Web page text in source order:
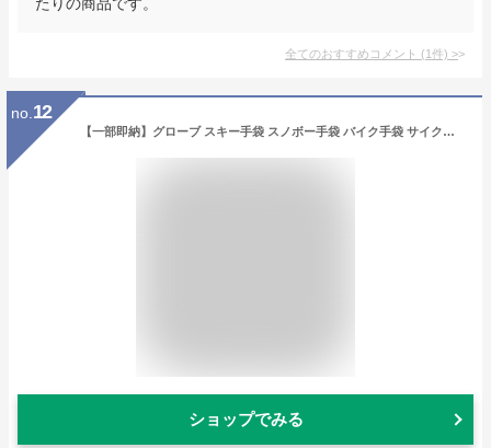
全てのおすすめコメント (1件) >
no. 12
【一部即納】グローブ スキー手袋 スノボー手袋 バイク手袋 サイクリンググローブ 防水 防風 防寒メンズ レディース M L XL 男女兼用 全3種 中綿 裏起毛 暖か保温 タッチパネル対応 掌PU素材滑り止め 耐磨耗 小ポケット
ショップでみる